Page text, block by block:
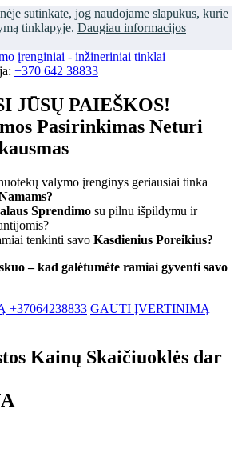
sutinkate, jog naudojame slapukus, kurie
tinklapyje. Daugiau informacijos
+370 642 38833
JŪSŲ PAIEŠKOS!
Pasirinkimas Neturi
valymo įrenginys geriausiai tinka
Sprendimo su pilnu išpildymu ir
tenkinti savo Kasdienius Poreikius?
– kad galėtumėte ramiai gyventi savo
GAUTI ĮVERTINIMĄ
Kainų Skaičiuoklės dar